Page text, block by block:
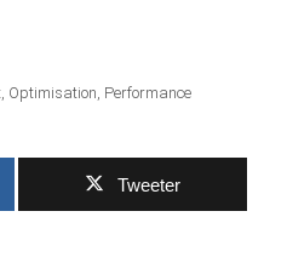
, Optimisation, Performance
Tweeter